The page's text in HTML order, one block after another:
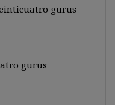
gurus
gurus